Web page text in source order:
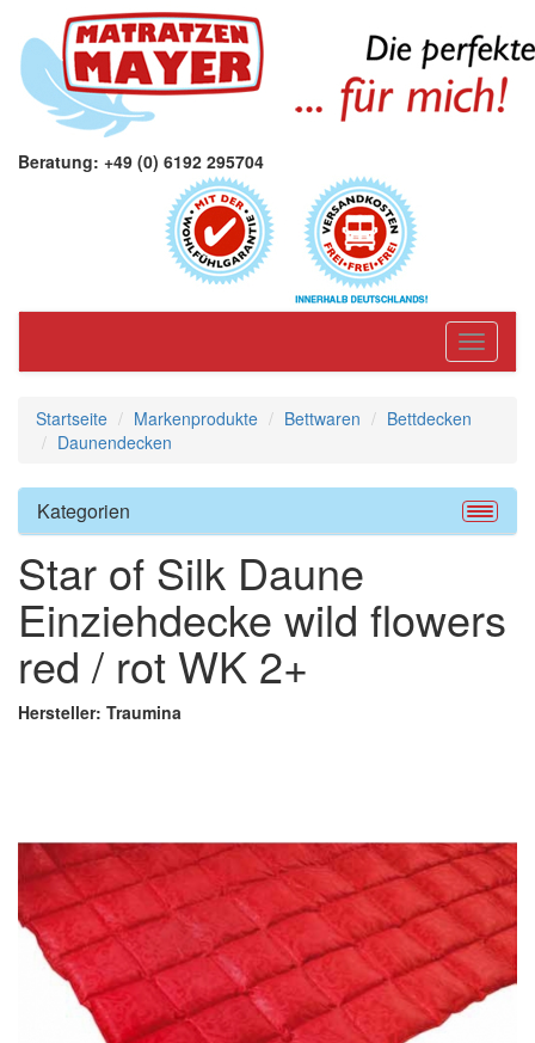
Beratung: +49 (0) 6192 295704
Toggle
Startseite Markenprodukte Bettwaren
Bettdecken
Daunendecken
Kategorien
Star of Silk Daune
Einziehdecke wild flowers
red / rot WK 2+
Hersteller: Traumina